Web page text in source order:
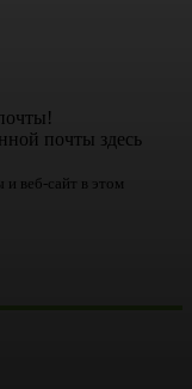
почты здесь
веб-сайт в этом